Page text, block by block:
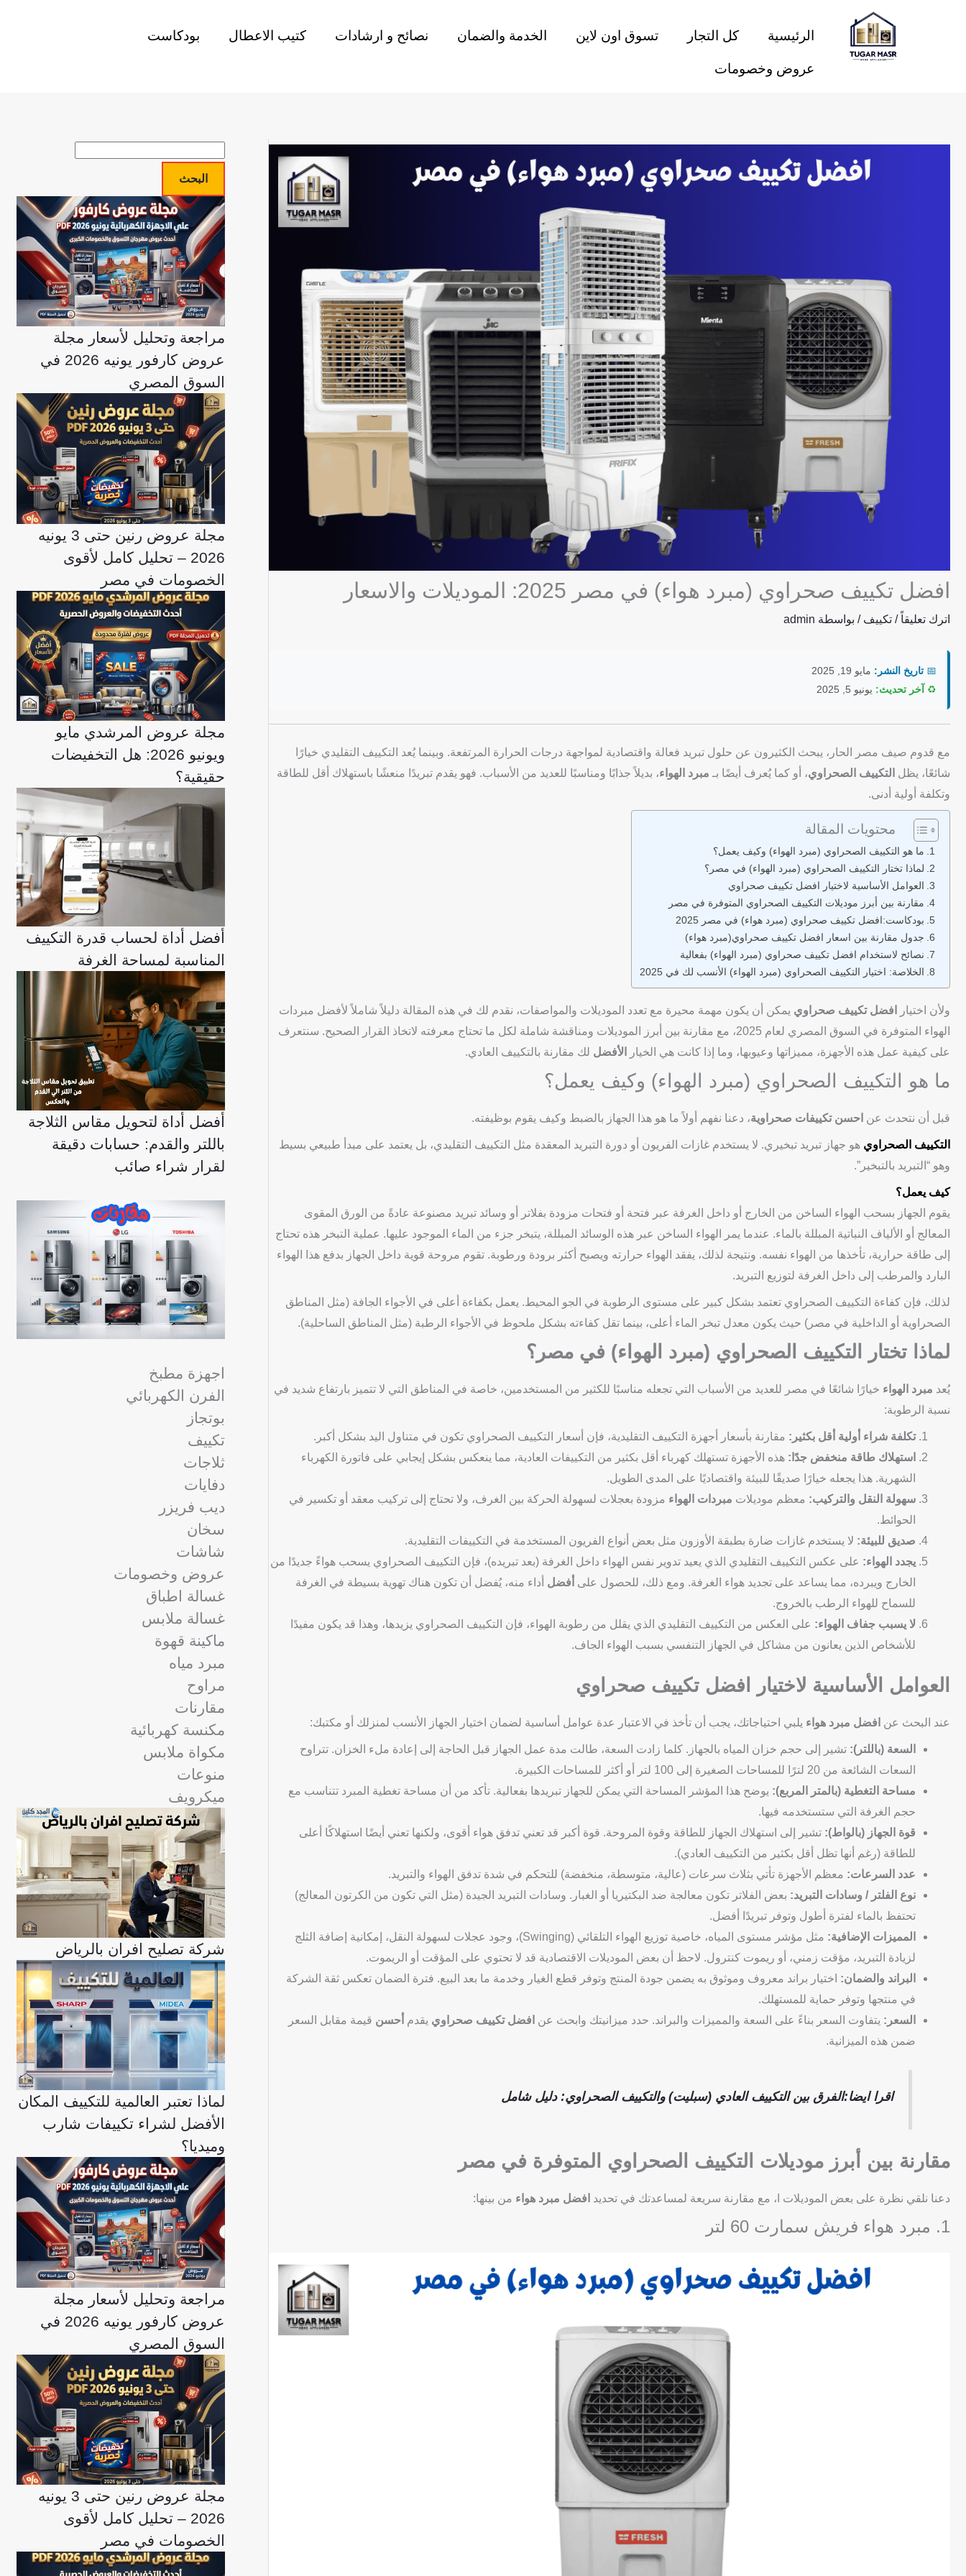
الرئيسية كل التجار تسوق اون لاين الخدمة والضمان نصائح و ارشادات كتيب الاعطال بودكاست
عروض وخصومات
افضل تكييف صحراوي (مبرد هواء) في مصر 2025: الموديلات والاسعار
اترك تعليقاً / تكييف / بواسطة admin
📅 تاريخ النشر: مايو 19, 2025
♻️ آخر تحديث: يونيو 5, 2025
مع قدوم صيف مصر الحار، يبحث الكثيرون عن حلول تبريد فعالة واقتصادية لمواجهة درجات الحرارة المرتفعة. وبينما يُعد التكييف التقليدي خيارًا
شائعًا، يظل التكييف الصحراوي، أو كما يُعرف أيضًا بـ مبرد الهواء، بديلاً جذابًا ومناسبًا للعديد من الأسباب. فهو يقدم تبريدًا منعشًا باستهلاك أقل للطاقة
وتكلفة أولية أدنى.
محتويات المقالة
ما هو التكييف الصحراوي (مبرد الهواء) وكيف يعمل؟
لماذا تختار التكييف الصحراوي (مبرد الهواء) في مصر؟
العوامل الأساسية لاختيار افضل تكييف صحراوي
مقارنة بين أبرز موديلات التكييف الصحراوي المتوفرة في مصر
بودكاست:افضل تكييف صحراوي (مبرد هواء) في مصر 2025
جدول مقارنة بين اسعار افضل تكييف صحراوي(مبرد هواء)
نصائح لاستخدام افضل تكييف صحراوي (مبرد الهواء) بفعالية
الخلاصة: اختيار التكييف الصحراوي (مبرد الهواء) الأنسب لك في 2025
ولأن اختيار افضل تكييف صحراوي يمكن أن يكون مهمة محيرة مع تعدد الموديلات والمواصفات، نقدم لك في هذه المقالة دليلاً شاملاً لأفضل مبردات
الهواء المتوفرة في السوق المصري لعام 2025، مع مقارنة بين أبرز الموديلات ومناقشة شاملة لكل ما تحتاج معرفته لاتخاذ القرار الصحيح. سنتعرف
على كيفية عمل هذه الأجهزة، مميزاتها وعيوبها، وما إذا كانت هي الخيار
الأفضل لك مقارنة بالتكييف العادي.
ما هو التكييف الصحراوي (مبرد الهواء) وكيف يعمل؟
قبل أن نتحدث عن احسن تكييفات صحراوية، دعنا نفهم أولاً ما هو هذا الجهاز بالضبط وكيف يقوم بوظيفته.
التكييف الصحراوي هو جهاز تبريد تبخيري. لا يستخدم غازات الفريون أو دورة التبريد المعقدة مثل التكييف التقليدي، بل يعتمد على مبدأ طبيعي بسيط
وهو “التبريد بالتبخير”.
كيف يعمل؟
يقوم الجهاز بسحب الهواء الساخن من الخارج أو داخل الغرفة عبر فتحة أو فتحات مزودة بفلاتر أو وسائد تبريد مصنوعة عادةً من الورق المقوى
المعالج أو الألياف النباتية المبللة بالماء. عندما يمر الهواء الساخن عبر هذه الوسائد المبللة، يتبخر جزء من الماء الموجود عليها. عملية التبخر هذه تحتاج
إلى طاقة حرارية، تأخذها من الهواء نفسه. ونتيجة لذلك، يفقد الهواء حرارته ويصبح أكثر برودة ورطوبة. تقوم مروحة قوية داخل الجهاز بدفع هذا الهواء
البارد والمرطب إلى داخل الغرفة لتوزيع التبريد.
لذلك، فإن كفاءة التكييف الصحراوي تعتمد بشكل كبير على مستوى الرطوبة في الجو المحيط. يعمل بكفاءة أعلى في الأجواء الجافة (مثل المناطق
الصحراوية أو الداخلية في مصر) حيث يكون معدل تبخر الماء أعلى، بينما تقل كفاءته بشكل ملحوظ في الأجواء الرطبة (مثل المناطق الساحلية).
لماذا تختار التكييف الصحراوي (مبرد الهواء) في مصر؟
يُعد مبرد الهواء خيارًا شائعًا في مصر للعديد من الأسباب التي تجعله مناسبًا للكثير من المستخدمين، خاصة في المناطق التي لا تتميز بارتفاع شديد في
نسبة الرطوبة:
تكلفة شراء أولية أقل بكثير: مقارنة بأسعار أجهزة التكييف التقليدية، فإن أسعار التكييف الصحراوي تكون في متناول اليد بشكل أكبر.
استهلاك طاقة منخفض جدًا: هذه الأجهزة تستهلك كهرباء أقل بكثير من التكييفات العادية، مما ينعكس بشكل إيجابي على فاتورة الكهرباء
الشهرية. هذا يجعله خيارًا صديقًا للبيئة واقتصاديًا على المدى الطويل.
سهولة النقل والتركيب: معظم موديلات مبردات الهواء مزودة بعجلات لسهولة الحركة بين الغرف، ولا تحتاج إلى تركيب معقد أو تكسير في
الحوائط.
صديق للبيئة: لا يستخدم غازات ضارة بطبقة الأوزون مثل بعض أنواع الفريون المستخدمة في التكييفات التقليدية.
يجدد الهواء: على عكس التكييف التقليدي الذي يعيد تدوير نفس الهواء داخل الغرفة (بعد تبريده)، فإن التكييف الصحراوي يسحب هواءً جديدًا من
الخارج ويبرده، مما يساعد على تجديد هواء الغرفة. ومع ذلك، للحصول على أفضل أداء منه، يُفضل أن تكون هناك تهوية بسيطة في الغرفة
للسماح للهواء الرطب بالخروج.
لا يسبب جفاف الهواء: على العكس من التكييف التقليدي الذي يقلل من رطوبة الهواء، فإن التكييف الصحراوي يزيدها، وهذا قد يكون مفيدًا
للأشخاص الذين يعانون من مشاكل في الجهاز التنفسي بسبب الهواء الجاف.
العوامل الأساسية لاختيار افضل تكييف صحراوي
عند البحث عن افضل مبرد هواء يلبي احتياجاتك، يجب أن تأخذ في الاعتبار عدة عوامل أساسية لضمان اختيار الجهاز الأنسب لمنزلك أو مكتبك:
السعة (باللتر): تشير إلى حجم خزان المياه بالجهاز. كلما زادت السعة، طالت مدة عمل الجهاز قبل الحاجة إلى إعادة ملء الخزان. تتراوح
السعات الشائعة من 20 لترًا للمساحات الصغيرة إلى 100 لتر أو أكثر للمساحات الكبيرة.
مساحة التغطية (بالمتر المربع): يوضح هذا المؤشر المساحة التي يمكن للجهاز تبريدها بفعالية. تأكد من أن مساحة تغطية المبرد تتناسب مع
حجم الغرفة التي ستستخدمه فيها.
قوة الجهاز (بالواط): تشير إلى استهلاك الجهاز للطاقة وقوة المروحة. قوة أكبر قد تعني تدفق هواء أقوى، ولكنها تعني أيضًا استهلاكًا أعلى
للطاقة (رغم أنها تظل أقل بكثير من التكييف العادي).
عدد السرعات: معظم الأجهزة تأتي بثلاث سرعات (عالية، متوسطة، منخفضة) للتحكم في شدة تدفق الهواء والتبريد.
نوع الفلتر / وسادات التبريد: بعض الفلاتر تكون معالجة ضد البكتيريا أو الغبار. وسادات التبريد الجيدة (مثل التي تكون من الكرتون المعالج)
تحتفظ بالماء لفترة أطول وتوفر تبريدًا أفضل.
المميزات الإضافية:
مثل مؤشر مستوى المياه، خاصية توزيع الهواء التلقائي (Swinging)، وجود عجلات لسهولة النقل، إمكانية إضافة الثلج
لزيادة التبريد، مؤقت زمني، أو ريموت كنترول. لاحظ أن بعض الموديلات الاقتصادية قد لا تحتوي على المؤقت أو الريموت.
البراند والضمان: اختيار براند معروف وموثوق به يضمن جودة المنتج وتوفر قطع الغيار وخدمة ما بعد البيع. فترة الضمان تعكس ثقة الشركة
في منتجها وتوفر حماية للمستهلك.
السعر: يتفاوت السعر بناءً على السعة والمميزات والبراند. حدد ميزانيتك وابحث عن افضل تكييف صحراوي يقدم أحسن قيمة مقابل السعر
ضمن هذه الميزانية.
اقرا ايضا:الفرق بين التكييف العادي (سبليت) والتكييف الصحراوي: دليل شامل
مقارنة بين أبرز موديلات التكييف الصحراوي المتوفرة في مصر
دعنا نلقي نظرة على بعض الموديلات ا، مع مقارنة سريعة لمساعدتك في تحديد افضل مبرد هواء من بينها:
1. مبرد هواء فريش سمارت 60 لتر
ب
ح
ث
البحث
مراجعة وتحليل لأسعار مجلة
عروض كارفور يونيه 2026 في
السوق المصري
مجلة عروض رنين حتى 3 يونيه
2026 – تحليل كامل لأقوى
الخصومات في مصر
مجلة عروض المرشدي مايو
ويونيو 2026: هل التخفيضات
حقيقية؟
أفضل أداة لحساب قدرة التكييف
المناسبة لمساحة الغرفة
أفضل أداة لتحويل مقاس الثلاجة
باللتر والقدم: حسابات دقيقة
لقرار شراء صائب
اجهزة مطبخ
الفرن الكهربائي
بوتجاز
تكييف
ثلاجات
دفايات
ديب فريزر
سخان
شاشات
عروض وخصومات
غسالة اطباق
غسالة ملابس
ماكينة قهوة
مبرد مياه
مراوح
مقارنات
مكنسة كهربائية
مكواة ملابس
منوعات
ميكرويف
شركة تصليح افران بالرياض
لماذا تعتبر العالمية للتكييف المكان
الأفضل لشراء تكييفات شارب
وميديا؟
مراجعة وتحليل لأسعار مجلة
عروض كارفور يونيه 2026 في
السوق المصري
مجلة عروض رنين حتى 3 يونيه
2026 – تحليل كامل لأقوى
الخصومات في مصر